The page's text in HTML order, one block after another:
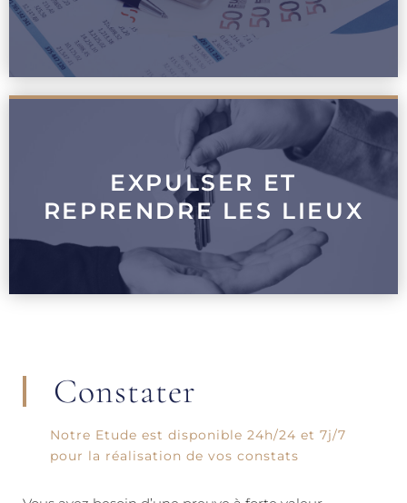
EXPULSER ET
REPRENDRE LES LIEUX
Constater
Notre Etude est disponible 24h/24 et 7j/7
pour la réalisation de vos constats